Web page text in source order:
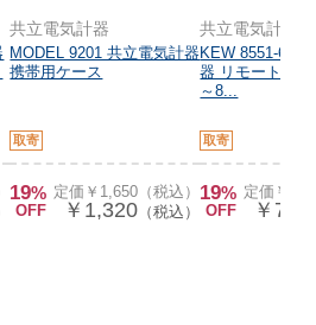
共立電気計器
MODEL 9201 共立電気計器
携帯用ケース
取寄
19%
OFF
定価￥1,650（税込）
￥1,320 （税込）
共立電気計器
KEW 8551-68
器 リモートユ
～8...
取寄
19%
OFF
定価￥
￥